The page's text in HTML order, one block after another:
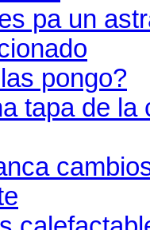
pa un
pongo?
tapa de la